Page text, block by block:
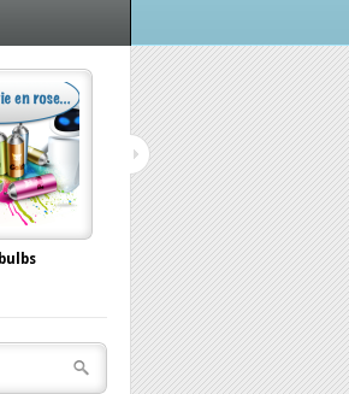
Withings, ça push ma balance ?
avril 12, 2014, byAntor